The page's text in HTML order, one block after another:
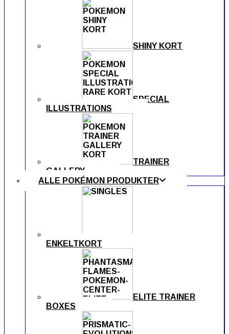
SHINY KORT
SPECIAL
ILLUSTRATIONS
TRAINER
GALLERY
ALLE POKÉMON PRODUKTER
ENKELTKORT
ELITE TRAINER
BOXES